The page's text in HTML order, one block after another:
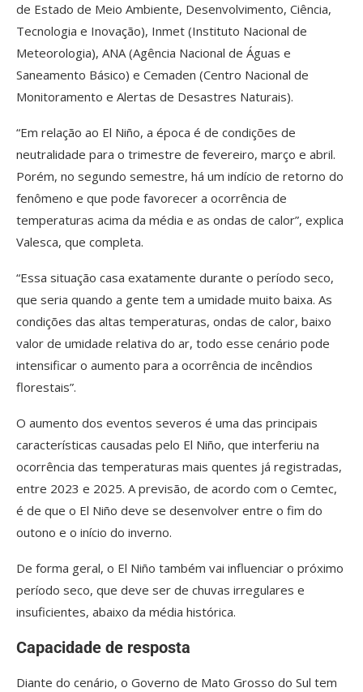
de Estado de Meio Ambiente, Desenvolvimento, Ciência,
Tecnologia e Inovação), Inmet (Instituto Nacional de
Meteorologia), ANA (Agência Nacional de Águas e
Saneamento Básico) e Cemaden (Centro Nacional de
Monitoramento e Alertas de Desastres Naturais).
“Em relação ao El Niño, a época é de condições de
neutralidade para o trimestre de fevereiro, março e abril.
Porém, no segundo semestre, há um indício de retorno do
fenômeno e que pode favorecer a ocorrência de
temperaturas acima da média e as ondas de calor”, explica
Valesca, que completa.
“Essa situação casa exatamente durante o período seco,
que seria quando a gente tem a umidade muito baixa. As
condições das altas temperaturas, ondas de calor, baixo
valor de umidade relativa do ar, todo esse cenário pode
intensificar o aumento para a ocorrência de incêndios
florestais”.
O aumento dos eventos severos é uma das principais
características causadas pelo El Niño, que interferiu na
ocorrência das temperaturas mais quentes já registradas,
entre 2023 e 2025. A previsão, de acordo com o Cemtec,
é de que o El Niño deve se desenvolver entre o fim do
outono e o início do inverno.
De forma geral, o El Niño também vai influenciar o próximo
período seco, que deve ser de chuvas irregulares e
insuficientes, abaixo da média histórica.
Capacidade de resposta
Diante do cenário, o Governo de Mato Grosso do Sul tem